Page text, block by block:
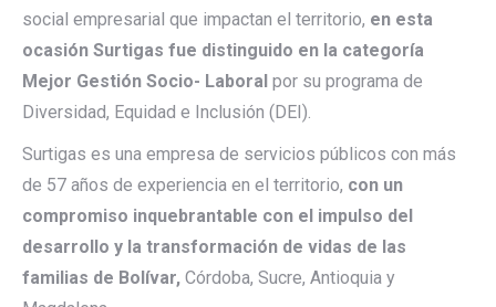
social empresarial que impactan el territorio, en esta
ocasión Surtigas fue distinguido en la categoría
Mejor Gestión Socio- Laboral por su programa de
Diversidad, Equidad e Inclusión (DEI).
Surtigas es una empresa de servicios públicos con más
de 57 años de experiencia en el territorio, con un
compromiso inquebrantable con el impulso del
desarrollo y la transformación de vidas de las
familias de Bolívar, Córdoba, Sucre, Antioquia y